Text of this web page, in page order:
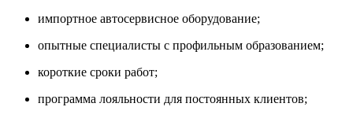
импортное автосервисное оборудование;
опытные специалисты с профильным образованием;
короткие сроки работ;
программа лояльности для постоянных клиентов;